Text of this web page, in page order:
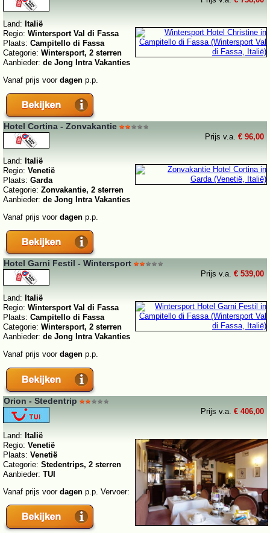
Land: Italië
Regio: Wintersport Val di Fassa
Plaats: Campitello di Fassa
Categorie: Wintersport, 2 sterren
Aanbieder: de Jong Intra Vakanties
Vanaf prijs voor dagen p.p.
Hotel Cortina - Zonvakantie
Prijs v.a. € 96,00
Land: Italië
Regio: Venetië
Plaats: Garda
Categorie: Zonvakantie, 2 sterren
Aanbieder: de Jong Intra Vakanties
Vanaf prijs voor dagen p.p.
Hotel Garni Festil - Wintersport
Prijs v.a. € 539,00
Land: Italië
Regio: Wintersport Val di Fassa
Plaats: Campitello di Fassa
Categorie: Wintersport, 2 sterren
Aanbieder: de Jong Intra Vakanties
Vanaf prijs voor dagen p.p.
Orion - Stedentrip
Prijs v.a. € 406,00
Land: Italië
Regio: Venetië
Plaats: Venetië
Categorie: Stedentrips, 2 sterren
Aanbieder: TUI
Vanaf prijs voor dagen p.p. Vervoer: